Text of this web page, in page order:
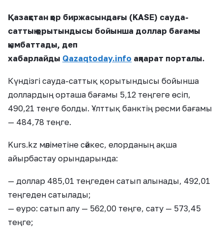
Қазақстан қор биржасындағы (KASE) сауда-
саттық қорытындысы бойынша доллар бағамы
қымбаттады, деп
хабарлайды Qazaqtoday.info ақпарат порталы.
Күндізгі сауда-саттық қорытындысы бойынша
доллардың орташа бағамы 5,12 теңгеге өсіп,
490,21 теңге болды. Ұлттық банктің ресми бағамы
— 484,78 теңге.
Kurs.kz мәліметіне сәйкес, елорданың ақша
айырбастау орындарында:
— доллар 485,01 теңгеден сатып алынады, 492,01
теңгеден сатылады;
— еуро: сатып алу — 562,00 теңге, сату — 573,45
теңге;